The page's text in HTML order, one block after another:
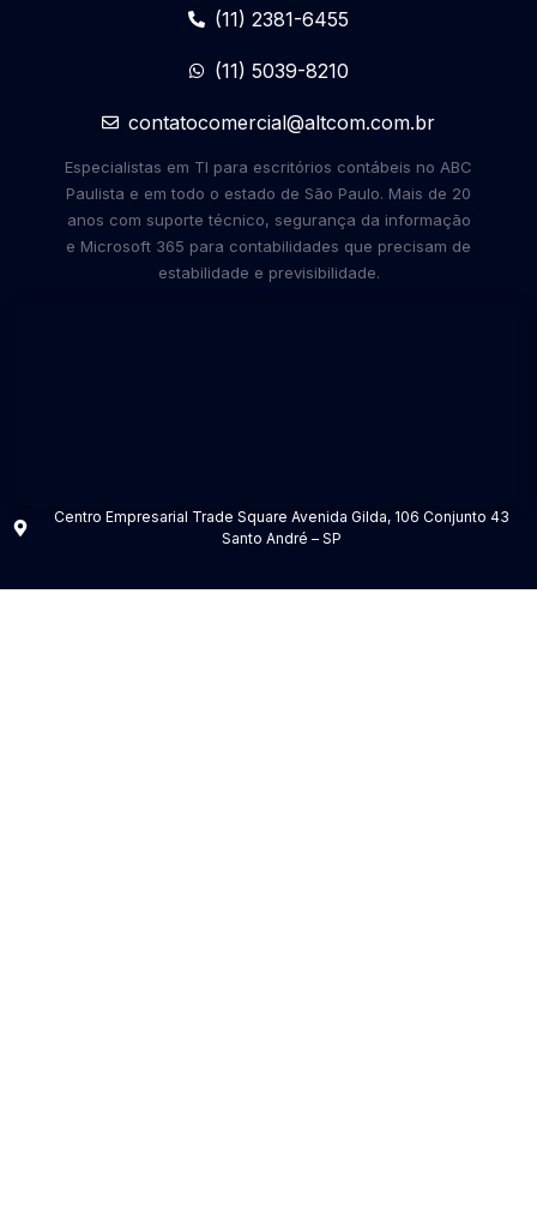
(11) 2381-6455
(11) 5039-8210
contatocomercial@altcom.com.br
Especialistas em TI para escritórios contábeis no ABC
Paulista e em todo o estado de São Paulo. Mais de 20
anos com suporte técnico, segurança da informação
e Microsoft 365 para contabilidades que precisam de
estabilidade e previsibilidade.
Centro Empresarial Trade Square Avenida Gilda, 106 Conjunto 43
Santo André – SP